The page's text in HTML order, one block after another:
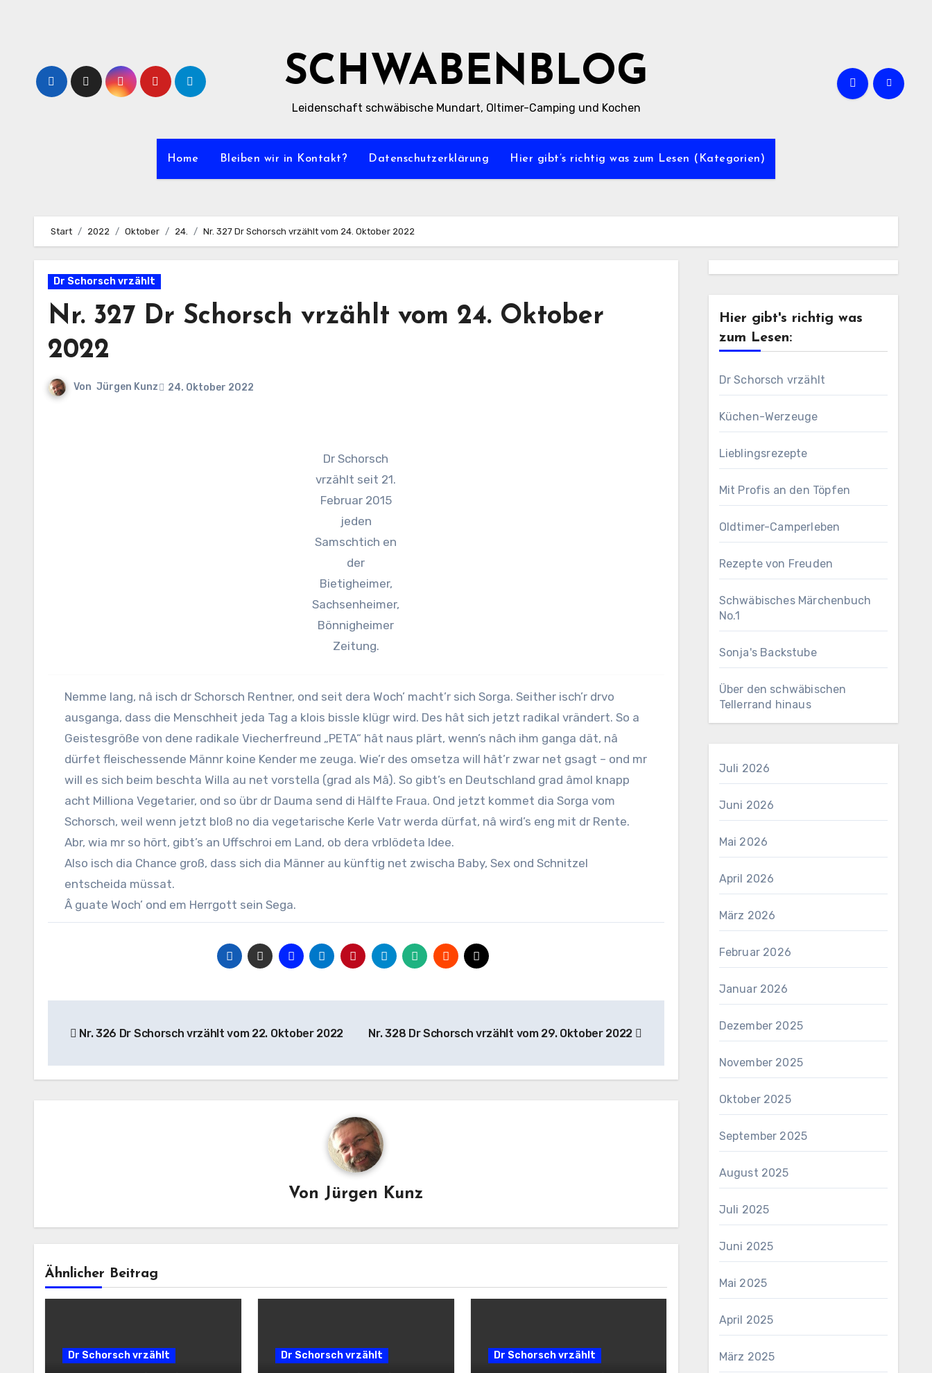
SCHWABENBLOG
Leidenschaft schwäbische Mundart, Oltimer-Camping und Kochen
Home Bleiben wir in Kontakt? Datenschutzerklärung Hier gibt’s richtig was zum Lesen (Kategorien)
Start 2022 Oktober 24. Nr. 327 Dr Schorsch vrzählt vom 24. Oktober 2022
Dr Schorsch vrzählt
Nr. 327 Dr Schorsch vrzählt vom 24. Oktober
2022
Von Jürgen Kunz 24. Oktober 2022
Dr Schorsch
vrzählt seit 21.
Februar 2015
jeden
Samschtich en
der
Bietigheimer,
Sachsenheimer,
Bönnigheimer
Zeitung.
Nemme lang, nâ isch dr Schorsch Rentner, ond seit dera Woch’ macht’r sich Sorga. Seither isch’r drvo
ausganga, dass die Menschheit jeda Tag a klois bissle klügr wird. Des hât sich jetzt radikal vrändert. So a
Geistesgröße von dene radikale Viecherfreund „PETA“ hât naus plärt, wenn’s nâch ihm ganga dät, nâ
dürfet fleischessende Männr koine Kender me zeuga. Wie’r des omsetza will hât’r zwar net gsagt – ond mr
will es sich beim beschta Willa au net vorstella (grad als Mâ). So gibt’s en Deutschland grad âmol knapp
acht Milliona Vegetarier, ond so übr dr Dauma send di Hälfte Fraua. Ond jetzt kommet dia Sorga vom
Schorsch, weil wenn jetzt bloß no dia vegetarische Kerle Vatr werda dürfat, nâ wird’s eng mit dr Rente.
Abr, wia mr so hört, gibt’s an Uffschroi em Land, ob dera vrblödeta Idee.
Also isch dia Chance groß, dass sich dia Männer au künftig net zwischa Baby, Sex ond Schnitzel
entscheida müssat.
Â guate Woch’ ond em Herrgott sein Sega.
Nr. 326 Dr Schorsch vrzählt vom 22. Oktober 2022 Nr. 328 Dr Schorsch vrzählt vom 29. Oktober 2022
Von Jürgen Kunz
Ähnlicher Beitrag
Dr Schorsch vrzählt Dr Schorsch vrzählt Dr Schorsch vrzählt
Hier gibt's richtig was
zum Lesen:
Dr Schorsch vrzählt
Küchen-Werzeuge
Lieblingsrezepte
Mit Profis an den Töpfen
Oldtimer-Camperleben
Rezepte von Freuden
Schwäbisches Märchenbuch
No.1
Sonja's Backstube
Über den schwäbischen
Tellerrand hinaus
Juli 2026
Juni 2026
Mai 2026
April 2026
März 2026
Februar 2026
Januar 2026
Dezember 2025
November 2025
Oktober 2025
September 2025
August 2025
Juli 2025
Juni 2025
Mai 2025
April 2025
März 2025